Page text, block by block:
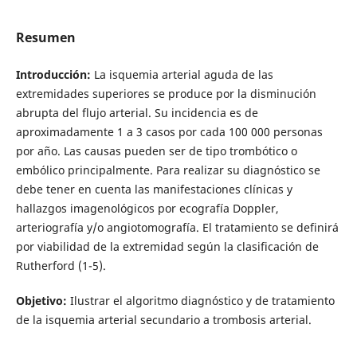
Resumen
Introducción: La isquemia arterial aguda de las
extremidades superiores se produce por la disminución
abrupta del flujo arterial. Su incidencia es de
aproximadamente 1 a 3 casos por cada 100 000 personas
por año. Las causas pueden ser de tipo trombótico o
embólico principalmente. Para realizar su diagnóstico se
debe tener en cuenta las manifestaciones clínicas y
hallazgos imagenológicos por ecografía Doppler,
arteriografía y/o angiotomografía. El tratamiento se definirá
por viabilidad de la extremidad según la clasificación de
Rutherford (1-5).
Objetivo: Ilustrar el algoritmo diagnóstico y de tratamiento
de la isquemia arterial secundario a trombosis arterial.